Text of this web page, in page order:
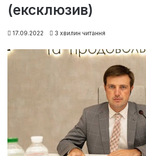
(ексклюзив)
17.09.2022 3 хвилин читання